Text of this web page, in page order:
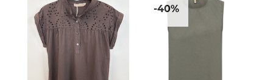
-40%